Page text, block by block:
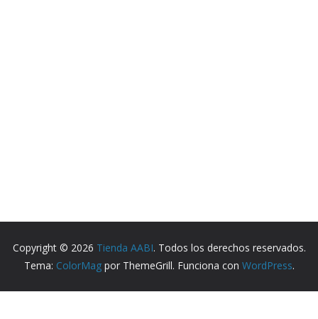
Copyright © 2026 Tienda AABI. Todos los derechos reservados.
Tema: ColorMagpor ThemeGrill. Funciona con WordPress.